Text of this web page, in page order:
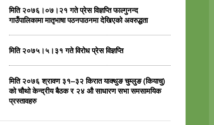
मिति २०७६।०७।२१ गते प्रेस विज्ञप्ति फाल्गुनन्द
गाउँपालिकामा मातृभाषा पठनपाठनमा देखिएको अवरुद्धता
मिति २०७५।५।३१ गते विरोध प्रेस विज्ञप्ति
मिति २०७६ श्रावण ३१–३२ किरात याक्थुङ चुम्लुङ (कियाचु)
को चौथो केन्द्रीय बैठक र २४ औ साधारण सभा समसामयिक
प्रस्तावहरु